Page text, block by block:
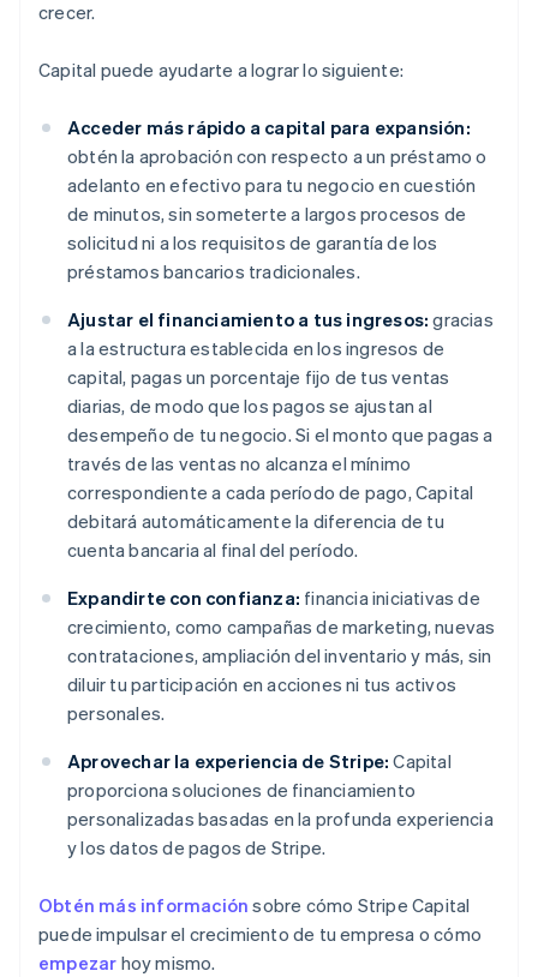
crecer.
Capital puede ayudarte a lograr lo siguiente:
Acceder más rápido a capital para expansión:
obtén la aprobación con respecto a un préstamo o
adelanto en efectivo para tu negocio en cuestión
de minutos, sin someterte a largos procesos de
solicitud ni a los requisitos de garantía de los
préstamos bancarios tradicionales.
Ajustar el financiamiento a tus ingresos: gracias
a la estructura establecida en los ingresos de
capital, pagas un porcentaje fijo de tus ventas
diarias, de modo que los pagos se ajustan al
desempeño de tu negocio. Si el monto que pagas a
través de las ventas no alcanza el mínimo
correspondiente a cada período de pago, Capital
debitará automáticamente la diferencia de tu
cuenta bancaria al final del período.
Expandirte con confianza: financia iniciativas de
crecimiento, como campañas de marketing, nuevas
contrataciones, ampliación del inventario y más, sin
diluir tu participación en acciones ni tus activos
personales.
Aprovechar la experiencia de Stripe: Capital
proporciona soluciones de financiamiento
personalizadas basadas en la profunda experiencia
y los datos de pagos de Stripe.
Obtén más información sobre cómo Stripe Capital
puede impulsar el crecimiento de tu empresa o cómo
empezar hoy mismo.